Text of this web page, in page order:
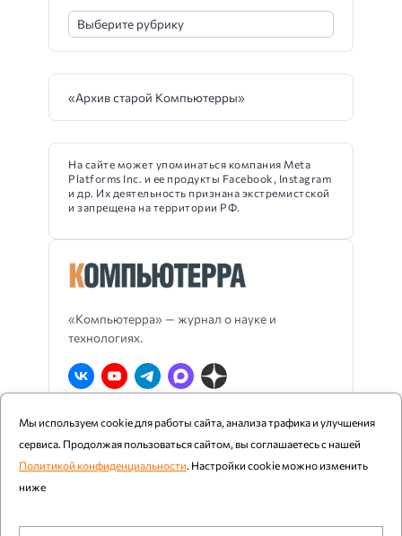
«Компьютерра» — журнал о науке и
технологиях.
О Компьютерре Блог издания
RSS
Реклама
Политика конфиденциальности
«Архив старой Компьютерры»
На сайте может упоминаться компания Meta
Platforms Inc. и ее продукты Facebook, Instagram
и др. Их деятельность признана экстремистской
и запрещена на территории РФ.
Компьютерра ©1997 - 2026
Мы используем cookie для работы сайта, анализа трафика и улучшения
сервиса. Продолжая пользоваться сайтом, вы соглашаетесь с нашей
Политикой конфиденциальности. Настройки cookie можно изменить
ниже